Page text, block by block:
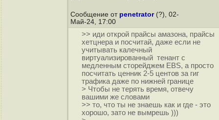
Сообщение от penetrator(?), 02-
Май-24, 17:00
>> иди открой прайсы амазона, прайсы
хетцнера и посчитай, даже если не
учитывать калечный
виртуализированный тенант с
медленным сторейджем EBS, а просто
посчитать ценник 2-5 центов за гиг
трафика даже по нижней границе
> Чтобы не терять время, отвечу
вашими же словами
>> то, что ты не знаешь как и где - это
хорошо, зато не вымрешь )))